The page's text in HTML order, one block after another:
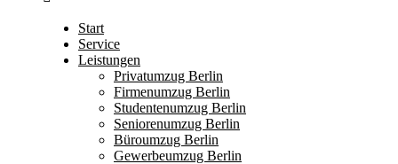
Start
Service
Leistungen
Privatumzug Berlin
Firmenumzug Berlin
Studentenumzug Berlin
Seniorenumzug Berlin
Büroumzug Berlin
Gewerbeumzug Berlin